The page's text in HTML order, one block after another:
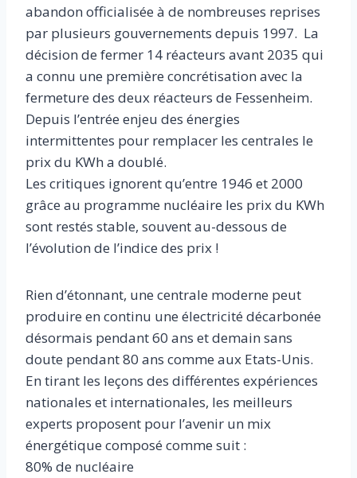
abandon officialisée à de nombreuses reprises
par plusieurs gouvernements depuis 1997. La
décision de fermer 14 réacteurs avant 2035 qui
a connu une première concrétisation avec la
fermeture des deux réacteurs de Fessenheim.
Depuis l’entrée enjeu des énergies
intermittentes pour remplacer les centrales le
prix du KWh a doublé.
Les critiques ignorent qu’entre 1946 et 2000
grâce au programme nucléaire les prix du KWh
sont restés stable, souvent au-dessous de
l’évolution de l’indice des prix !
Rien d’étonnant, une centrale moderne peut
produire en continu une électricité décarbonée
désormais pendant 60 ans et demain sans
doute pendant 80 ans comme aux Etats-Unis.
En tirant les leçons des différentes expériences
nationales et internationales, les meilleurs
experts proposent pour l’avenir un mix
énergétique composé comme suit :
80% de nucléaire